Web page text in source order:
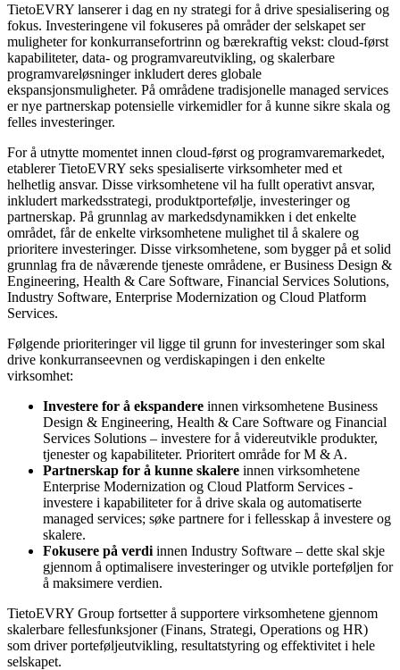
TietoEVRY lanserer i dag en ny strategi for å drive spesialisering og
fokus. Investeringene vil fokuseres på områder der selskapet ser
muligheter for konkurransefortrinn og bærekraftig vekst: cloud-først
kapabiliteter, data- og programvareutvikling, og skalerbare
programvareløsninger inkludert deres globale
ekspansjonsmuligheter. På områdene tradisjonelle managed services
er nye partnerskap potensielle virkemidler for å kunne sikre skala og
felles investeringer.
For å utnytte momentet innen cloud-først og programvaremarkedet,
etablerer TietoEVRY seks spesialiserte virksomheter med et
helhetlig ansvar. Disse virksomhetene vil ha fullt operativt ansvar,
inkludert markedsstrategi, produktportefølje, investeringer og
partnerskap. På grunnlag av markedsdynamikken i det enkelte
området, får de enkelte virksomhetene mulighet til å skalere og
prioritere investeringer. Disse virksomhetene, som bygger på et solid
grunnlag fra de nåværende tjeneste områdene, er Business Design &
Engineering, Health & Care Software, Financial Services Solutions,
Industry Software, Enterprise Modernization og Cloud Platform
Services.
Følgende prioriteringer vil ligge til grunn for investeringer som skal
drive konkurranseevnen og verdiskapingen i den enkelte
virksomhet:
Investere for å ekspandere innen virksomhetene Business
Design & Engineering, Health & Care Software og Financial
Services Solutions – investere for å videreutvikle produkter,
tjenester og kapabiliteter. Prioritert område for M & A.
Partnerskap for å kunne skalere innen virksomhetene
Enterprise Modernization og Cloud Platform Services -
investere i kapabiliteter for å drive skala og automatiserte
managed services; søke partnere for i fellesskap å investere og
skalere.
Fokusere på verdi innen Industry Software – dette skal skje
gjennom å optimalisere investeringer og utvikle porteføljen for
å maksimere verdien.
TietoEVRY Group fortsetter å supportere virksomhetene gjennom
skalerbare fellesfunksjoner (Finans, Strategi, Operations og HR)
som driver porteføljeutvikling, resultatstyring og effektivitet i hele
selskapet.